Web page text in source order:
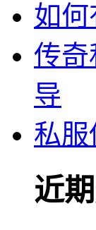
如
传奇
导
私
近期